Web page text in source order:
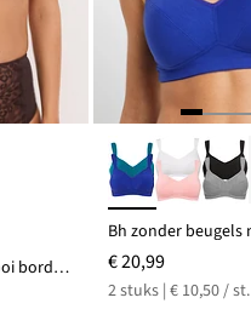
Balconette bh met mooi borduursel € 20,99
2 stuks | € 10,50 / st.